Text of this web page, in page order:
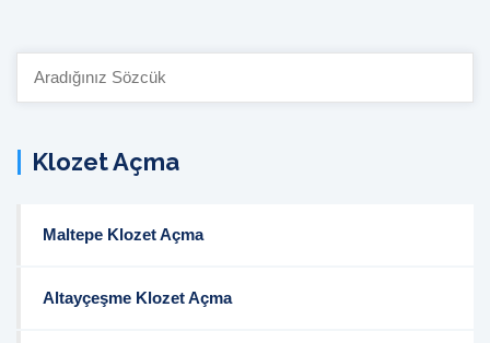
Site
İçi
Klozet Açma
Maltepe Klozet Açma
Altayçeşme Klozet Açma